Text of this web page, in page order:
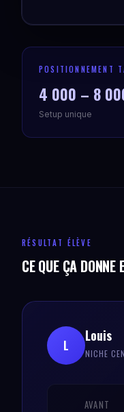
POSITIONNEMENT
4 000 – 8
Setup unique
RÉSULTAT ÉLÈVE
CE QUE ÇA DONNE
L
Louis
NICHE
AVANT